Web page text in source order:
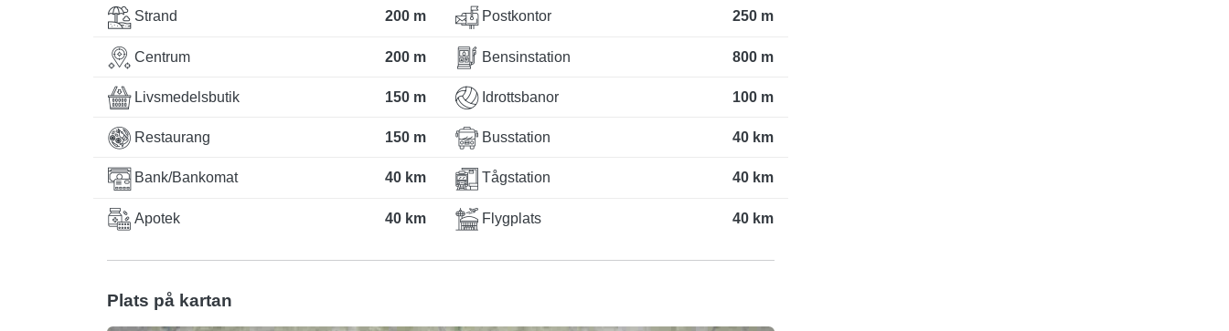
Strand 200 m
Centrum 200 m
Livsmedelsbutik 150 m
Restaurang 150 m
Bank/Bankomat 40 km
Apotek 40 km
Postkontor 250 m
Bensinstation 800 m
Idrottsbanor 100 m
Busstation 40 km
Tågstation 40 km
Flygplats 40 km
Plats på kartan